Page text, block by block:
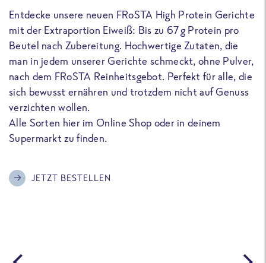
Entdecke unsere neuen FRoSTA High Protein Gerichte
mit der Extraportion Eiweiß: Bis zu 67 g Protein pro
Beutel nach Zubereitung. Hochwertige Zutaten, die
man in jedem unserer Gerichte schmeckt, ohne Pulver,
nach dem FRoSTA Reinheitsgebot. Perfekt für alle, die
sich bewusst ernähren und trotzdem nicht auf Genuss
verzichten wollen.
Alle Sorten hier im Online Shop oder in deinem
Supermarkt zu finden.
JETZT BESTELLEN